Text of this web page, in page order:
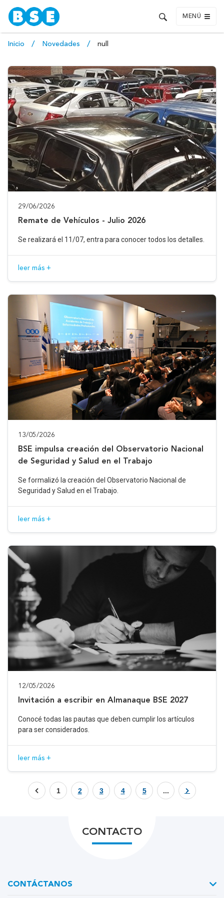
MENÚ
Inicio Novedades null
29/06/2026
Remate de Vehículos - Julio 2026
Se realizará el 11/07, entra para conocer todos los detalles.
leer más +
13/05/2026
BSE impulsa creación del Observatorio Nacional
de Seguridad y Salud en el Trabajo
Se formalizó la creación del Observatorio Nacional de
Seguridad y Salud en el Trabajo.
leer más +
12/05/2026
Invitación a escribir en Almanaque BSE 2027
Conocé todas las pautas que deben cumplir los artículos
para ser considerados.
leer más +
1 2 3 4 5 ...
CONTACTO
CONTÁCTANOS